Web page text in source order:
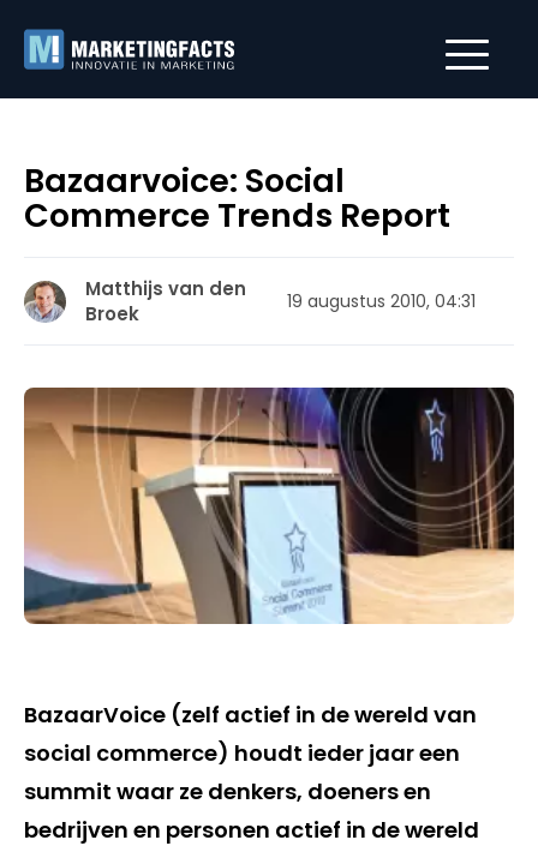
Bazaarvoice: Social
Commerce Trends Report
Matthijs van den
Broek
19 augustus 2010, 04:31
BazaarVoice (zelf actief in de wereld van
social commerce) houdt ieder jaar een
summit waar ze denkers, doeners en
bedrijven en personen actief in de wereld